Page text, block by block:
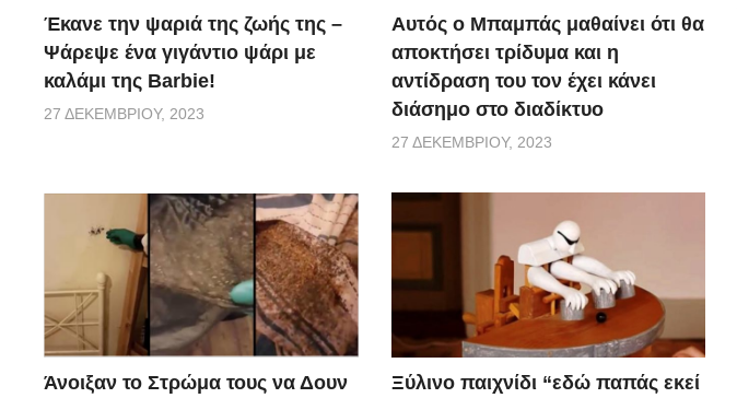
Έκανε την ψαριά της ζωής της –
Ψάρεψε ένα γιγάντιο ψάρι με
καλάμι της Barbie!
27 ΔΕΚΕΜΒΡΊΟΥ, 2023
Αυτός ο Μπαμπάς μαθαίνει ότι θα
αποκτήσει τρίδυμα και η
αντίδραση του τον έχει κάνει
διάσημο στο διαδίκτυο
27 ΔΕΚΕΜΒΡΊΟΥ, 2023
Άνοιξαν το Στρώμα τους να Δουν
Ξύλινο παιχνίδι “εδώ παπάς εκεί